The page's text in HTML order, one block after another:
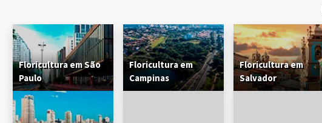
Floricultura em São
Paulo
Floricultura em
Campinas
Floricultura em
Salvador